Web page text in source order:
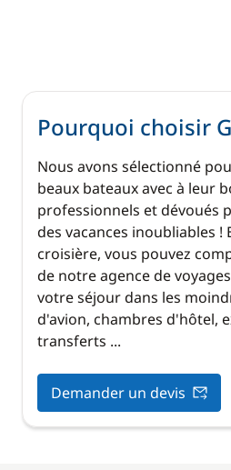
Pourquoi choisir
Nous avons sélectionné
beaux bateaux avec à leur
professionnels et dévoués
des vacances inoubliables !
croisière, vous pouvez
de notre agence de
votre séjour dans les
d'avion, chambres d'hôtel,
transferts ...
Demander un devis